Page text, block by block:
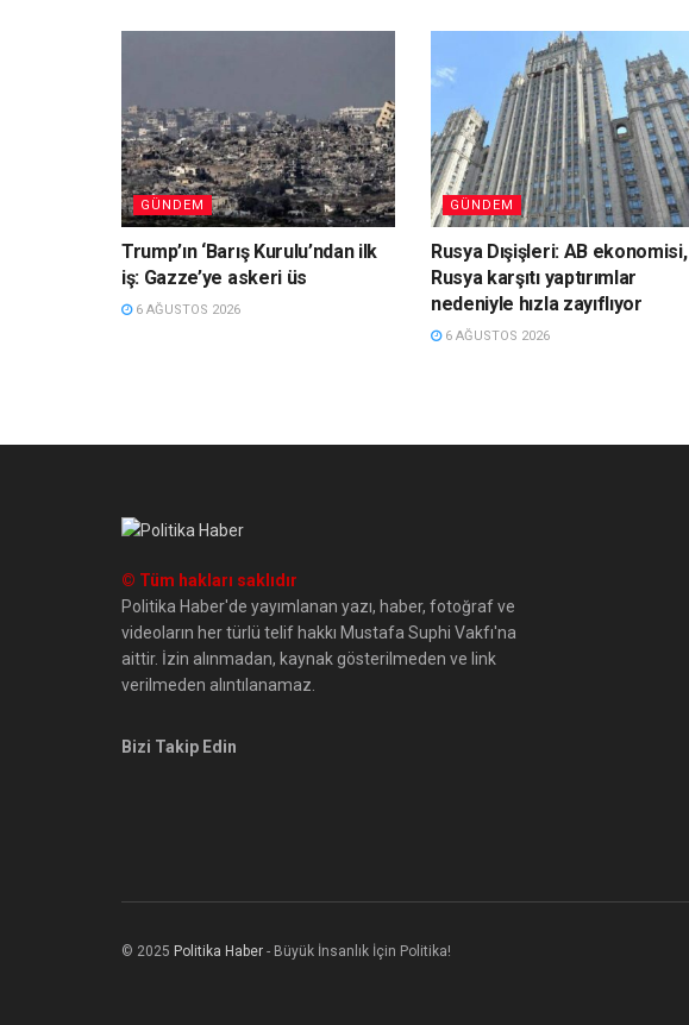
GÜNDEM
Trump’ın ‘Barış Kurulu’ndan ilk
iş: Gazze’ye askeri üs
6 AĞUSTOS 2026
GÜNDEM
Rusya Dışişleri: AB ekonomisi,
Rusya karşıtı yaptırımlar
nedeniyle hızla zayıflıyor
6 AĞUSTOS 2026
© Tüm hakları saklıdır
Politika Haber'de yayımlanan yazı, haber, fotoğraf ve
videoların her türlü telif hakkı Mustafa Suphi Vakfı'na
aittir. İzin alınmadan, kaynak gösterilmeden ve link
verilmeden alıntılanamaz.
Bizi Takip Edin
© 2025 Politika Haber - Büyük İnsanlık İçin Politika!